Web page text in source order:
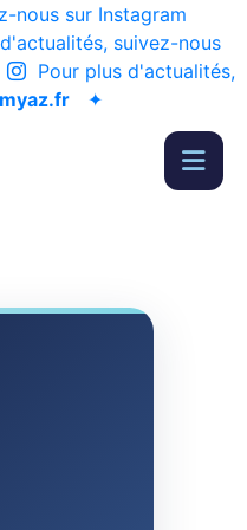
nous sur Instagram
suivez-nous
Pour plus d'actualités,
✦